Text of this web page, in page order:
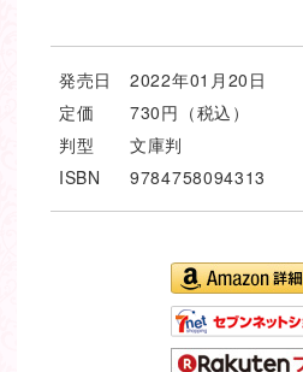
発売日
2022年01月20日
定価
730円（税込）
判型
文庫判
ISBN
9784758094313